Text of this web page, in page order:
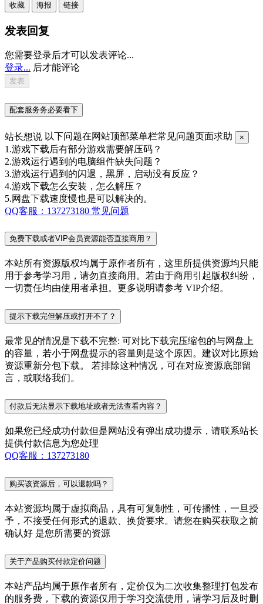
收藏 海报 链接
发表回复
您需要登录后才可以发表评论...
登录... 后才能评论
配套服务务必要看下
站长想说 以下问题在网站顶部菜单栏常见问题页面求助 ×
1.游戏下载后有部分游戏需要解压码？
2.游戏运行遇到的电脑组件缺失问题？
3.游戏运行遇到的闪退，黑屏，启动没有反应？
4.游戏下载怎么安装，怎么解压？
5.网盘下载速度慢也是可以解决的。
QQ客服：137273180 常见问题
免费下载或者VIP会员资源能否直接商用？
本站所有资源版权均属于原作者所有，这里所提供资源均只能
用于参考学习用，请勿直接商用。若由于商用引起版权纠纷，
一切责任均由使用者承担。更多说明请参考 VIP介绍。
提示下载完但解压或打开不了？
最常见的情况是下载不完整: 可对比下载完压缩包的与网盘上
的容量，若小于网盘提示的容量则是这个原因。建议对比原始
资源重新分包下载。 若排除这种情况，可在对应资源底部留
言，或联络我们。
付款后无法显示下载地址或者无法查看内容？
如果您已经成功付款但是网站没有弹出成功提示，请联系站长
提供付款信息为您处理
QQ客服：137273180
购买该资源后，可以退款吗？
本站资源均属于虚拟商品，具有可复制性，可传播性，一旦授
予，不接受任何形式的退款、换货要求。请您在购买获取之前
确认好 是您所需要的资源
关于产品购买付款定价问题
本站产品均属于原作者所有，定价仅为二次收集整理打包发布
的服务费，下载的资源仅用于学习交流使用，请学习后及时删